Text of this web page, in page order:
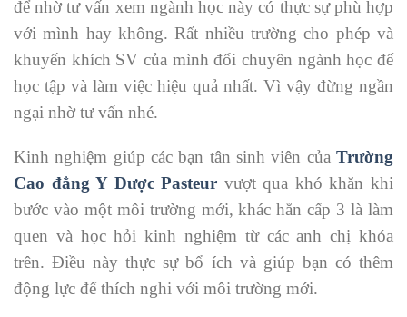
để nhờ tư vấn xem ngành học này có thực sự phù hợp
với mình hay không. Rất nhiều trường cho phép và
khuyến khích SV của mình đổi chuyên ngành học để
học tập và làm việc hiệu quả nhất. Vì vậy đừng ngần
ngại nhờ tư vấn nhé.
Kinh nghiệm giúp các bạn tân sinh viên của Trường
Cao đẳng Y Dược Pasteur vượt qua khó khăn khi
bước vào một môi trường mới, khác hẳn cấp 3 là làm
quen và học hỏi kinh nghiệm từ các anh chị khóa
trên. Điều này thực sự bổ ích và giúp bạn có thêm
động lực để thích nghi với môi trường mới.